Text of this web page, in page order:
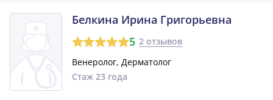
Белкина Ирина Григорьевна
5 2 отзывов
Венеролог, Дерматолог
Стаж 23 года